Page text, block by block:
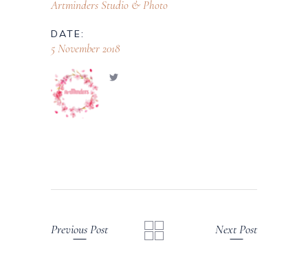
Artminders Studio & Photo
DATE:
5 November 2018
Previous Post Next Post